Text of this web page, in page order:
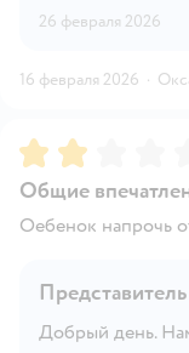
26 февраля 2026
16 февраля 2026 ·
Рейтинг:
Общие
Оебенок напрочь
Добрый день.